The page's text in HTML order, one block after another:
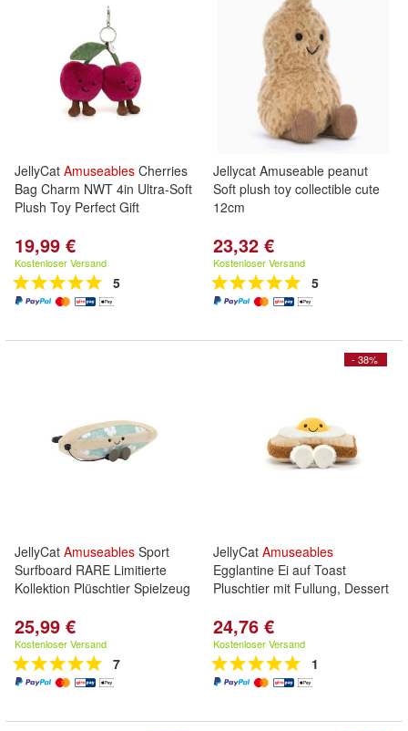
JellyCat Amuseables Cherries
Bag Charm NWT 4in Ultra-Soft
Plush Toy Perfect Gift
19,99 €
Kostenloser Versand
5
Jellycat Amuseable peanut
Soft plush toy collectible cute
12cm
23,32 €
Kostenloser Versand
5
JellyCat Amuseables Sport
Surfboard RARE Limitierte
Kollektion Plüschtier Spielzeug
25,99 €
Kostenloser Versand
7
- 38%
JellyCat Amuseables
Egglantine Ei auf Toast
Pluschtier mit Fullung, Dessert
24,76 €
Kostenloser Versand
1